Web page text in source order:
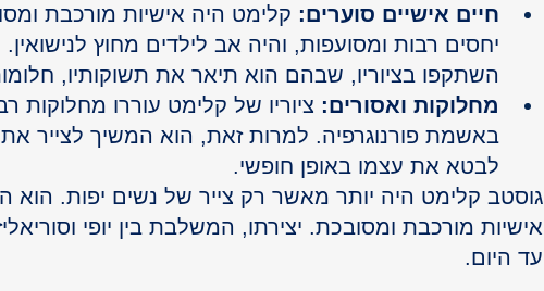
חיים אישיים סוערים: קלימט היה אישיות מורכבת
יחסים רבות ומסועפות, והיה אב לילדים מחוץ לנישואין.
השתקפו בציוריו, שבהם הוא תיאר את תשוקותיו,
מחלוקות ואסורים: ציוריו של קלימט עוררו מחלוקות
באשמת פורנוגרפיה. למרות זאת, הוא המשיך לצייר
לבטא את עצמו באופן חופשי.
גוסטב קלימט היה יותר מאשר רק צייר של נשים יפות. הוא
אישיות מורכבת ומסובכת. יצירתו, המשלבת בין יופי
עד היום.